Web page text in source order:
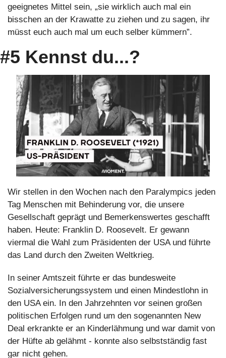
geeignetes Mittel sein, „sie wirklich auch mal ein
bisschen an der Krawatte zu ziehen und zu sagen, ihr
müsst euch auch mal um euch selber kümmern”.
#5 Kennst du...?
Wir stellen in den Wochen nach den Paralympics jeden
Tag Menschen mit Behinderung vor, die unsere
Gesellschaft geprägt und Bemerkenswertes geschafft
haben. Heute: Franklin D. Roosevelt. Er gewann
viermal die Wahl zum Präsidenten der USA und führte
das Land durch den Zweiten Weltkrieg.
In seiner Amtszeit führte er das bundesweite
Sozialversicherungssystem und einen Mindestlohn in
den USA ein. In den Jahrzehnten vor seinen großen
politischen Erfolgen rund um den sogenannten New
Deal erkrankte er an Kinderlähmung und war damit von
der Hüfte ab gelähmt - konnte also selbstständig fast
gar nicht gehen.